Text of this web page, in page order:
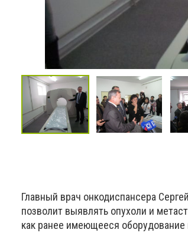
Главный врач онкодиспансера
позволит выявлять опухоли и
как ранее имеющееся оборудование